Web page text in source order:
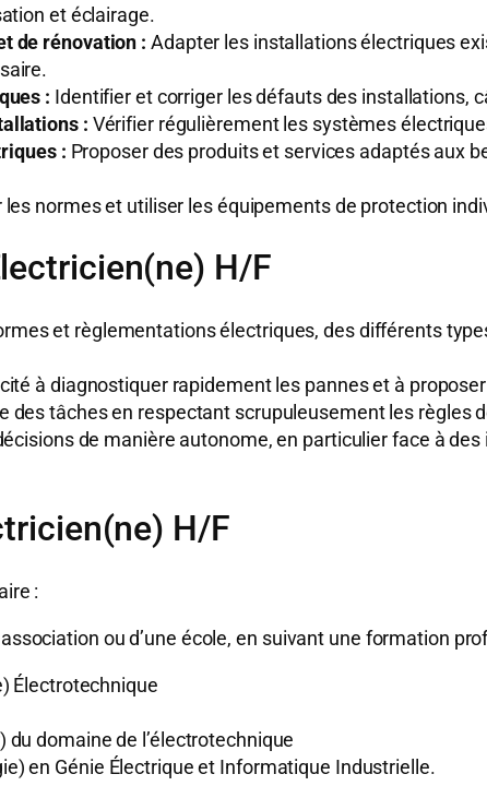
et éclairage.
de rénovation : Adapter les installations électriques
: Identifier et corriger les défauts des installations,
: Vérifier régulièrement les systèmes
: Proposer des produits et services adaptés aux
les normes et utiliser les équipements de protection
H/F
et règlementations électriques, des différents
à diagnostiquer rapidement les pannes et à
des tâches en respectant scrupuleusement les règles
de manière autonome, en particulier face à
H/F
:
ou d’une école, en suivant une formation
Électrotechnique
domaine de l’électrotechnique
en Génie Électrique et Informatique Industrielle.